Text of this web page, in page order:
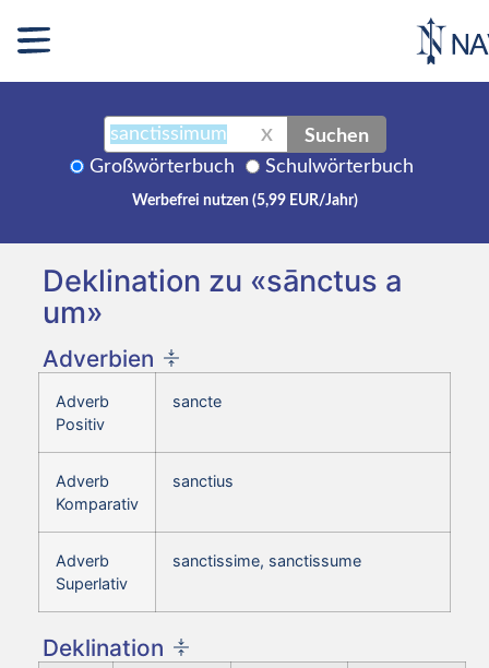
X Suchen
Großwörterbuch Schulwörterbuch
Werbefrei nutzen (5,99 EUR/Jahr)
Deklination zu «sānctus a
um»
Adverbien
Adverb
Positiv
sancte
Adverb
Komparativ
sanctius
Adverb
Superlativ
sanctissime, sanctissume
Deklination